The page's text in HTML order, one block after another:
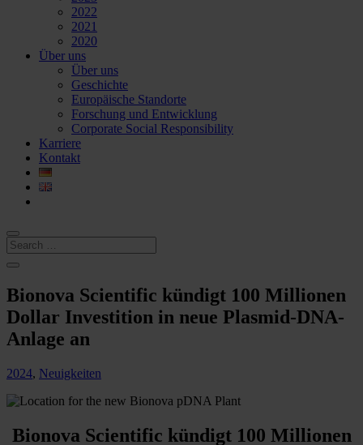
2022
2021
2020
Über uns
Über uns
Geschichte
Europäische Standorte
Forschung und Entwicklung
Corporate Social Responsibility
Karriere
Kontakt
Bionova Scientific kündigt 100 Millionen
Dollar Investition in neue Plasmid-DNA-
Anlage an
2024, Neuigkeiten
Bionova Scientific kündigt 100 Millionen